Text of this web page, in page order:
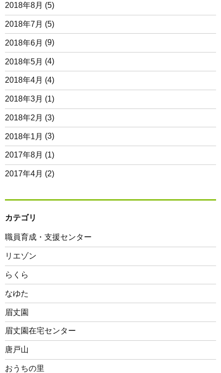
2018年8月 (5)
2018年7月 (5)
2018年6月 (9)
2018年5月 (4)
2018年4月 (4)
2018年3月 (1)
2018年2月 (3)
2018年1月 (3)
2017年8月 (1)
2017年4月 (2)
カテゴリ
職員育成・支援センター
リエゾン
らくら
なゆた
眉丈園
眉丈園在宅センター
唐戸山
おうちの里